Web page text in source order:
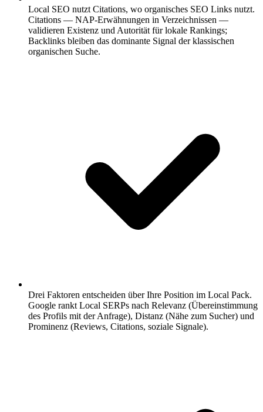
Local SEO nutzt Citations, wo organisches SEO Links nutzt.
Citations — NAP-Erwähnungen in Verzeichnissen —
validieren Existenz und Autorität für lokale Rankings;
Backlinks bleiben das dominante Signal der klassischen
organischen Suche.
Drei Faktoren entscheiden über Ihre Position im Local Pack.
Google rankt Local SERPs nach Relevanz (Übereinstimmung
des Profils mit der Anfrage), Distanz (Nähe zum Sucher) und
Prominenz (Reviews, Citations, soziale Signale).